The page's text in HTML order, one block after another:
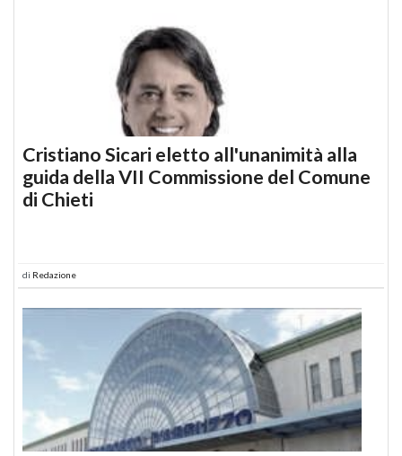
Cristiano Sicari eletto all'unanimità alla
guida della VII Commissione del Comune
di Chieti
di Redazione